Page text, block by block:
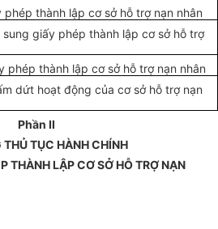
phép thành lập cơ sở hỗ trợ nạn nhân
giấy phép thành lập cơ sở hỗ trợ
phép thành lập cơ sở hỗ trợ nạn nhân
dứt hoạt động của cơ sở hỗ trợ nạn
Phần II
THỦ TỤC HÀNH CHÍNH
THÀNH LẬP CƠ SỞ HỖ TRỢ NẠN